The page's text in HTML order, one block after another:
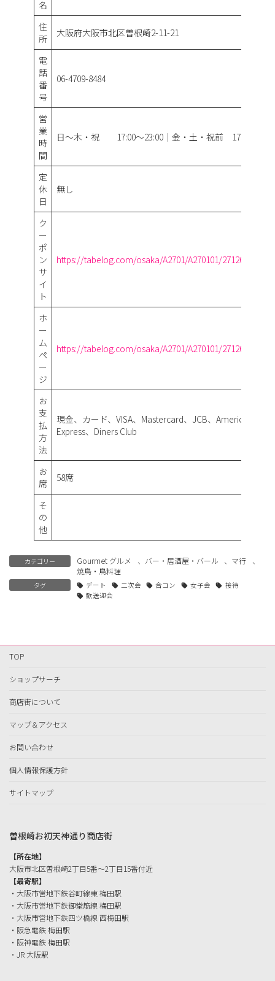
名
住
所
大阪府大阪市北区曽根崎2-11-21
電
話
番
号
06-4709-8484
営
業
時
間
日～木・祝 17:00～23:00｜金・土・祝前 17:00～
定
休
日
無し
ク
ー
ポ
ン
サ
イ
ト
https://tabelog.com/osaka/A2701/A270101/27126482/
ホ
ー
ム
ペ
ー
ジ
https://tabelog.com/osaka/A2701/A270101/27126482/
お
支
払
方
法
現金、カード、VISA、Mastercard、JCB、American
Express、Diners Club
お
席
58席
そ
の
他
カテゴリー Gourmet グルメ 、 バー・居酒屋・バール 、 マ行
、
焼鳥・鳥料理
タグ デート 二次会 合コン 女子会
接待
歓送迎会
TOP
ショップサーチ
商店街について
マップ＆アクセス
お問い合わせ
個人情報保護方針
サイトマップ
曽根崎お初天神通り商店街
【所在地】
大阪市北区曽根崎2丁目5番〜2丁目15番付近
【最寄駅】
・大阪市営地下鉄谷町線東 梅田駅
・大阪市営地下鉄御堂筋線 梅田駅
・大阪市営地下鉄四ツ橋線 西梅田駅
・阪急電鉄 梅田駅
・阪神電鉄 梅田駅
・JR 大阪駅